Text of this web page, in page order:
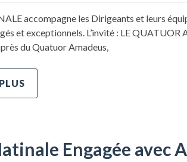
accompagne les Dirigeants et leurs
et exceptionnels. L’invité : LE
du Quatuor Amadeus,
Engagée avec